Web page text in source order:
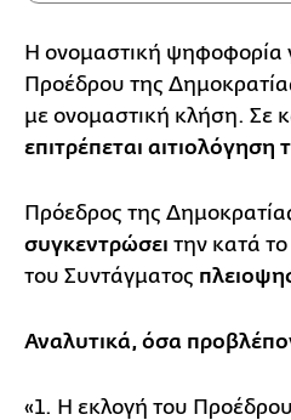
H oνoμαστική ψηφοφορία
Προέδρου της
με oνoμαστική κλήση. Σε
επιτρέπεται
Πρόεδρος της
συγκεντρώσει την κατά
του Συντάγματος
Αναλυτικά, όσα
«1. Η εκλογή του